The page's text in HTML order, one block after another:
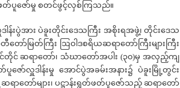
ဖတ်ပူဇော်မှု စတင်ဖွင့်လှစ်ကြသည်။
ပွဲအား ပဲခူးတိုင်းဒေသကြီး အစိုးရအဖွဲ့၊ တိုင်းဒေသ
တီတော်မြတ်ကြီး ဩဝါဒစရိယဆရာတော်ကြီးများကြီး
တိုင် ဆရာတော်၊ သံဃာတော်အပါး (၃၀)မှ အလှည့်ကျ
ဇော်လှူဒါန်းမှု အောင်ပွဲအခမ်းအနား၌ ပဲခူးမြို့တွင်း
ရာတော်များ၊ ပဋ္ဌာန်းရွတ်ဖတ်ပူဇော်သည့် ဆရာတော်